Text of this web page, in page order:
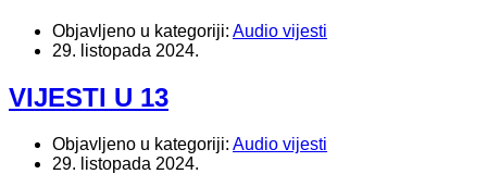
Objavljeno u kategoriji: Audio vijesti
29. listopada 2024.
VIJESTI U 13
Objavljeno u kategoriji: Audio vijesti
29. listopada 2024.